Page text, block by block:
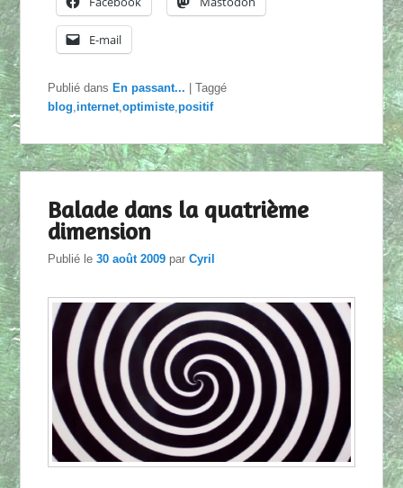
E-mail
Publié dans En passant... |Taggé
blog,internet,optimiste,positif
Balade dans la quatrième
dimension
Publié le30 août 2009 parCyril